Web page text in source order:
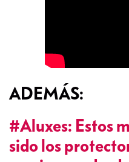
ADEMÁS:
#Aluxes: Estos
sido los